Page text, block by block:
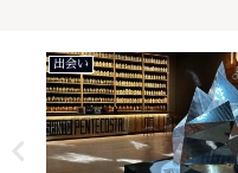
出会い